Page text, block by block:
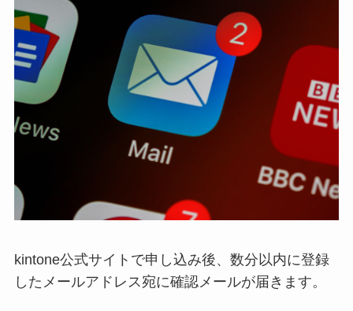
kintone公式サイトで申し込み後、数分以内に登録
したメールアドレス宛に確認メールが届きます。